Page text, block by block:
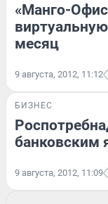
«Манго-
месяц
9 августа, 2012, 11:12
БИЗНЕС
банковским
9 августа, 2012, 11:09